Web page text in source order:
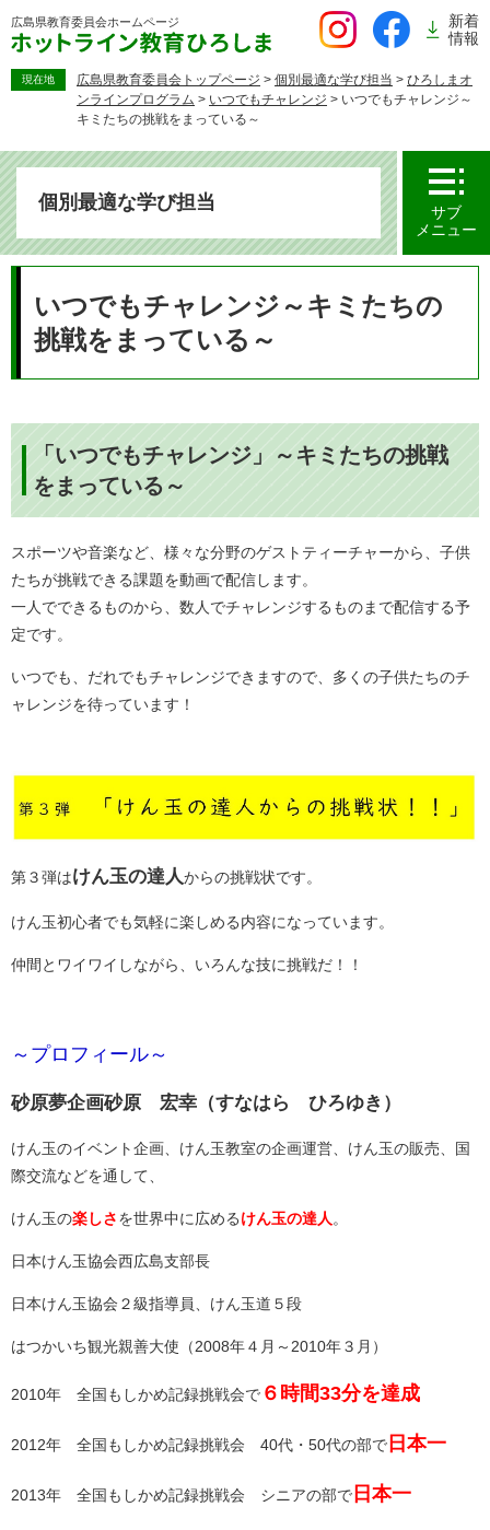
ー
で
す。
広島県教育委員会ホームページ
新着
情報
現在地 広島県教育委員会トップページ > 個別最適な学び担当 > ひろしまオ
ンラインプログラム > いつでもチャレンジ > いつでもチャレンジ～
キミたちの挑戦をまっている～
個別最適な学び担当
サブ
メニュー
いつでもチャレンジ～キミたちの
挑戦をまっている～
「いつでもチャレンジ」～キミたちの挑戦
をまっている～
スポーツや音楽など、様々な分野のゲストティーチャーから、子供
たちが挑戦できる課題を動画で配信します。
一人でできるものから、数人でチャレンジするものまで配信する予
定です。
いつでも、だれでもチャレンジできますので、多くの子供たちのチ
ャレンジを待っています！
第３弾はけん玉の達人からの挑戦状です。
けん玉初心者でも気軽に楽しめる内容になっています。
仲間とワイワイしながら、いろんな技に挑戦だ！！
～プロフィール～
砂原夢企画砂原 宏幸（すなはら ひろゆき）
けん玉のイベント企画、けん玉教室の企画運営、けん玉の販売、国
際交流などを通して、
けん玉の楽しさを世界中に広めるけん玉の達人 。
日本けん玉協会西広島支部長
日本けん玉協会２級指導員、けん玉道５段
はつかいち観光親善大使（2008年４月～2010年３月）
2010年 全国もしかめ記録挑戦会で ６時間33分を達成
2012年 全国もしかめ記録挑戦会 40代・50代の部で 日本一
2013年 全国もしかめ記録挑戦会 シニアの部で 日本一